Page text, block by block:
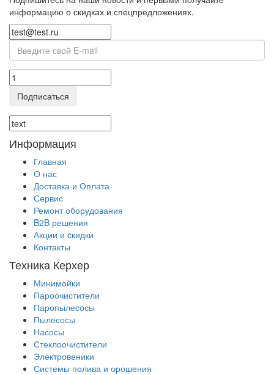
информацию о скидках и спецпредложениях.
Подписаться
Информация
Главная
О нас
Доставка и Оплата
Сервис
Ремонт оборудования
B2B решения
Акции и cкидки
Контакты
Техника Керхер
Минимойки
Пароочистители
Паропылесосы
Пылесосы
Насосы
Стеклоочистители
Электровеники
Системы полива и орошения